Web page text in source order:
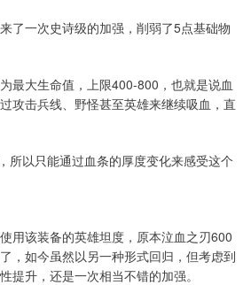
了一次史诗级的加强，削弱了5点基础物
最大生命值，上限400-800，也就是说血
攻击兵线、野怪甚至英雄来继续吸血，直
所以只能通过血条的厚度变化来感受这个
用该装备的英雄坦度，原本泣血之刃600
，如今虽然以另一种形式回归，但考虑到
提升，还是一次相当不错的加强。